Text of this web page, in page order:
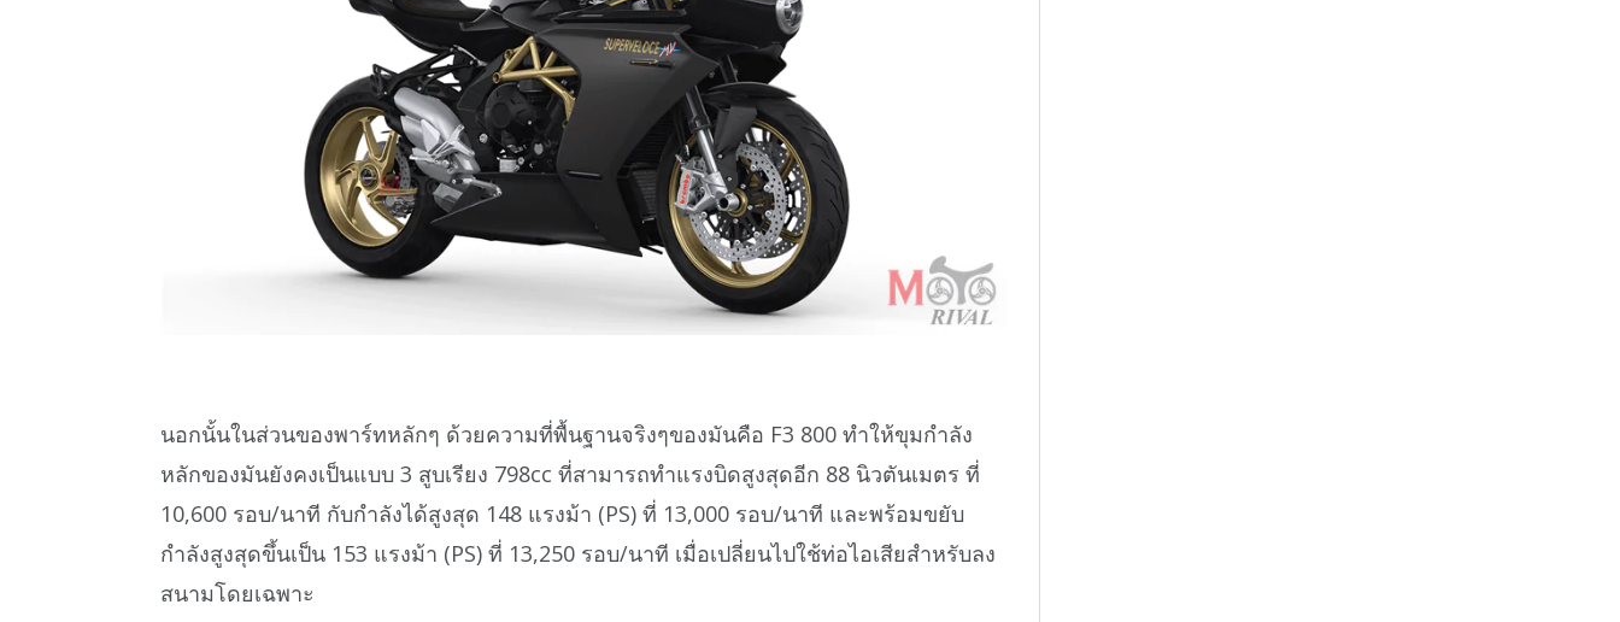
นอกนั้นในส่วนของพาร์ทหลักๆ ด้วยความที่พื้นฐานจริงๆของมันคือ F3 800 ทำให้ขุมกำลัง
หลักของมันยังคงเป็นแบบ 3 สูบเรียง 798cc ที่สามารถทำแรงบิดสูงสุดอีก 88 นิวตันเมตร ที่
10,600 รอบ/นาที กับกำลังได้สูงสุด 148 แรงม้า (PS) ที่ 13,000 รอบ/นาที และพร้อมขยับ
กำลังสูงสุดขึ้นเป็น 153 แรงม้า (PS) ที่ 13,250 รอบ/นาที เมื่อเปลี่ยนไปใช้ท่อไอเสียสำหรับลง
สนามโดยเฉพาะ